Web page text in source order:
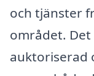
och tjänster
området.
auktoriserad